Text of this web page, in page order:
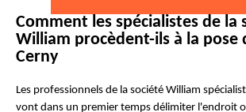
Comment les spécialistes de la
William procèdent-ils à la pose
Cerny
Les professionnels de la société William
vont dans un premier temps délimiter l'endroit